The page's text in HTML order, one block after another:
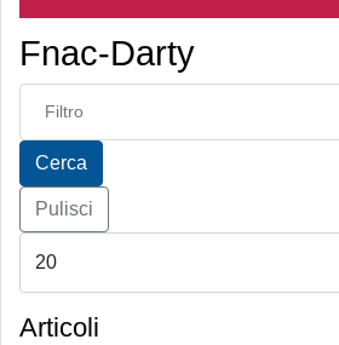
Fnac-Darty
Inserisci parte del titolo
Cerca
Pulisci
Articoli